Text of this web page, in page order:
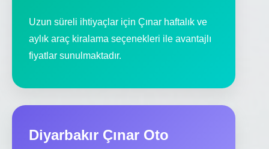
Uzun süreli ihtiyaçlar için Çınar haftalık ve
aylık araç kiralama seçenekleri ile avantajlı
fiyatlar sunulmaktadır.
Diyarbakır Çınar Oto